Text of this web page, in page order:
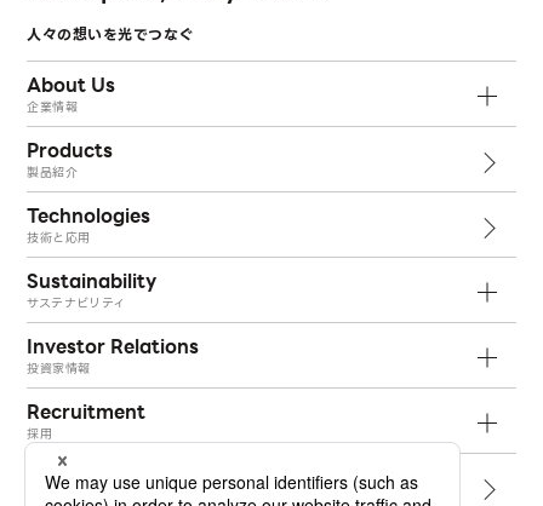
人々の想いを光でつなぐ
About Us
企業情報
Products
製品紹介
Technologies
技術と応用
Sustainability
サステナビリティ
Investor Relations
投資家情報
Recruitment
採用
Topics
トピックス